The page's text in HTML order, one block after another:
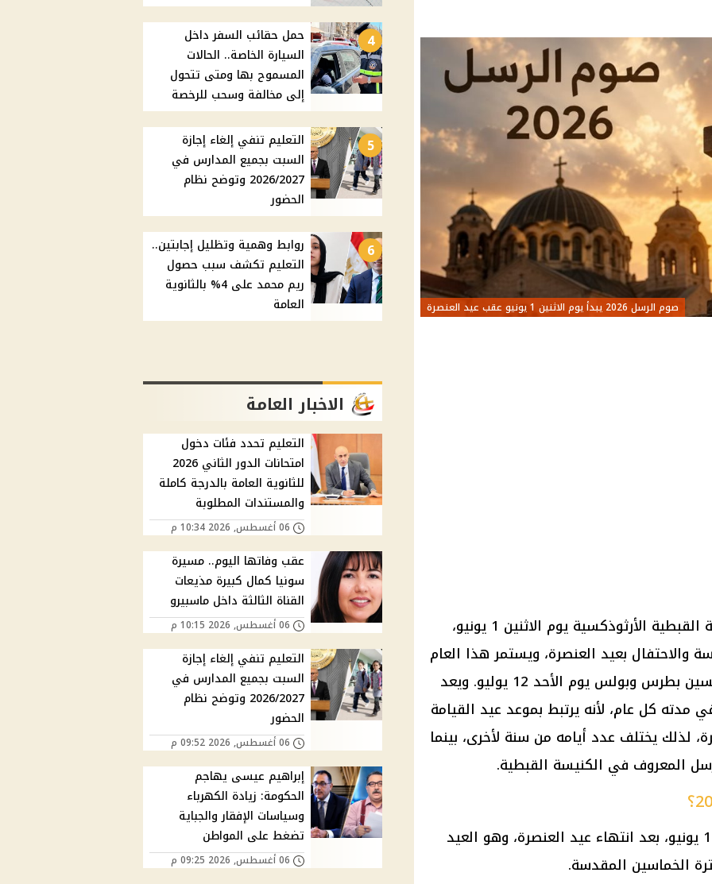
صوم الرسل 2026 يبدأ يوم الاثنين 1 يونيو عقب عيد العنصرة
يبدأ صوم الرسل 2026 في الكنيسة القبطية الأرثوذكسية يوم الاثنين 1 يونيو،
والاحتفال بعيد العنصرة، ويستمر هذا العام
41 يومًا حتى عيد استشهاد القديسين بطرس وبولس يوم الأحد 12 يوليو. ويعد
مدته كل عام، لأنه يرتبط بموعد عيد القيامة
لذلك يختلف عدد أيامه من سنة لأخرى، بينما
المعروف في الكنيسة القبطية.
يبدأ صوم الرسل 2026 يوم الاثنين 1 يونيو، بعد انتهاء عيد العنصرة، وهو العيد
الخماسين المقدسة.
4
حمل حقائب السفر داخل
السيارة الخاصة.. الحالات
المسموح بها ومتى تتحول
إلى مخالفة وسحب للرخصة
5
التعليم تنفي إلغاء إجازة
السبت بجميع المدارس في
2026/2027 وتوضح نظام
الحضور
6
روابط وهمية وتظليل إجابتين..
التعليم تكشف سبب حصول
ريم محمد على 4% بالثانوية
العامة
الاخبار العامة
التعليم تحدد فئات دخول
امتحانات الدور الثاني 2026
للثانوية العامة بالدرجة كاملة
والمستندات المطلوبة
06 أغسطس, 2026 10:34 م
عقب وفاتها اليوم.. مسيرة
سونيا كمال كبيرة مذيعات
القناة الثالثة داخل ماسبيرو
06 أغسطس, 2026 10:15 م
التعليم تنفي إلغاء إجازة
السبت بجميع المدارس في
2026/2027 وتوضح نظام
الحضور
06 أغسطس, 2026 09:52 م
إبراهيم عيسى يهاجم
الحكومة: زيادة الكهرباء
وسياسات الإفقار والجباية
تضغط على المواطن
06 أغسطس, 2026 09:25 م